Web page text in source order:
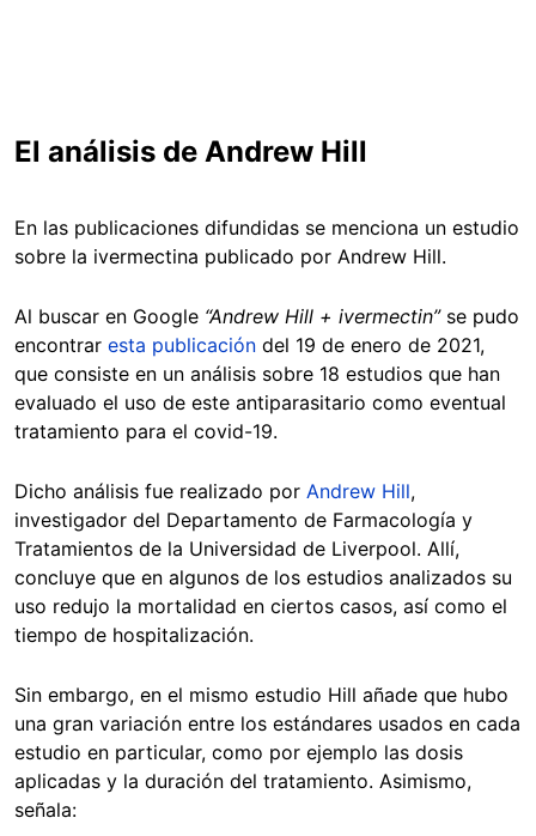
El análisis de Andrew Hill
En las publicaciones difundidas se menciona un estudio
sobre la ivermectina publicado por Andrew Hill.
Al buscar en Google “Andrew Hill + ivermectin”se pudo
encontrar esta publicación del 19 de enero de 2021,
que consiste en un análisis sobre 18 estudios que han
evaluado el uso de este antiparasitario como eventual
tratamiento para el covid-19.
Dicho análisis fue realizado por Andrew Hill,
investigador del Departamento de Farmacología y
Tratamientos de la Universidad de Liverpool. Allí,
concluye que en algunos de los estudios analizados su
uso redujo la mortalidad en ciertos casos, así como el
tiempo de hospitalización.
Sin embargo, en el mismo estudio Hill añade que hubo
una gran variación entre los estándares usados en cada
estudio en particular, como por ejemplo las dosis
aplicadas y la duración del tratamiento. Asimismo,
señala: